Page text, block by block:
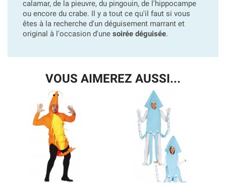
calamar, de la pieuvre, du pingouin, de l'hippocampe
ou encore du crabe. Il y a tout ce qu'il faut si vous
êtes à la recherche d'un déguisement marrant et
original à l'occasion d'une soirée déguisée.
VOUS AIMEREZ AUSSI...